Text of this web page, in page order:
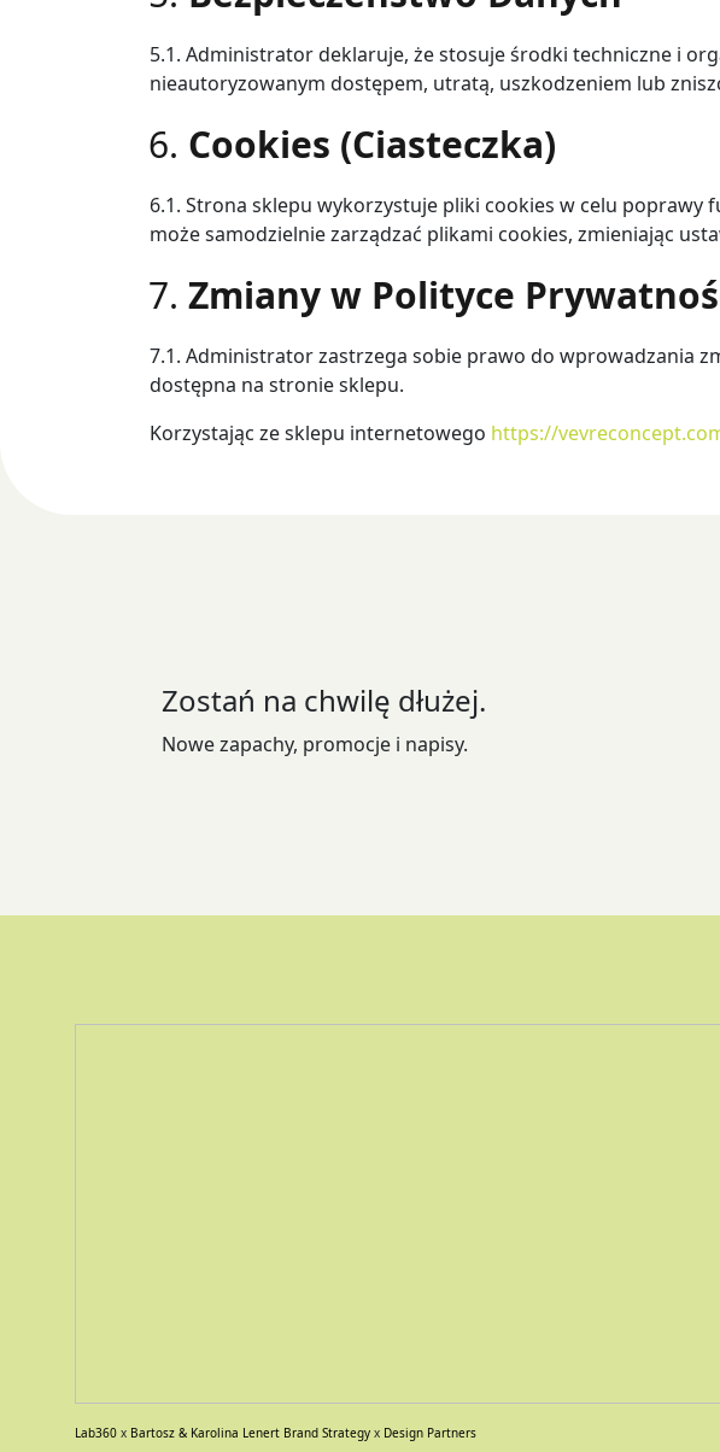
5.1. Administrator deklaruje, że stosuje środki techniczne i
nieautoryzowanym dostępem, utratą, uszkodzeniem lub
Cookies (Ciasteczka)
6.1. Strona sklepu wykorzystuje pliki cookies w celu
może samodzielnie zarządzać plikami cookies, zmieniając
Zmiany w Polityce
7.1. Administrator zastrzega sobie prawo do wprowadzania
dostępna na stronie sklepu.
Korzystając ze sklepu internetowego https://
Zostań na chwilę dłużej.
Nowe zapachy, promocje i napisy.
Lab360 x Bartosz & Karolina Lenert Brand Strategy x Design Partners